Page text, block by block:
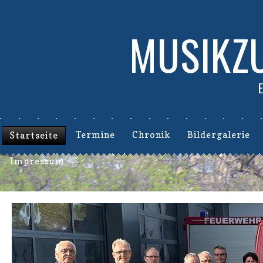
Startseite Termine Chronik Bildergalerie
Impressum